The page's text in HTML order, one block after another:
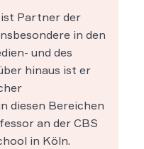
Partner der
in den
und des
hinaus ist er
diesen Bereichen
an der CBS
in Köln.